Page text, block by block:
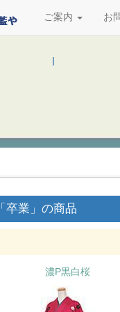
ご案内 お
l
「卒業」の商品
濃P黒白桜